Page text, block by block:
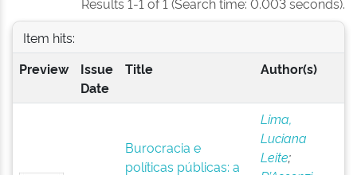
Item hits:
Preview
Issue
Date
Title Author(s)
Burocracia e
políticas públicas: a
Lima,
Luciana
Leite;